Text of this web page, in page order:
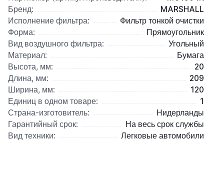
Бренд:
MARSHALL
Исполнение фильтра:
Фильтр тонкой очистки
Форма:
Прямоугольник
Вид воздушного фильтра:
Угольный
Материал:
Бумага
Высота, мм:
20
Длина, мм:
209
Ширина, мм:
120
Единиц в одном товаре:
1
Страна-изготовитель:
Нидерланды
Гарантийный срок:
На весь срок службы
Вид техники:
Легковые автомобили